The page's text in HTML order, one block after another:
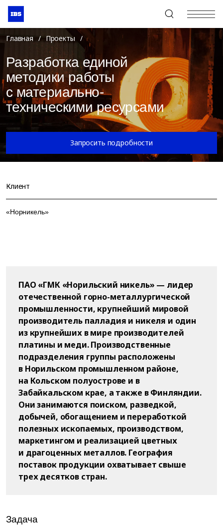
+7 (495) 967-80-80
Главная / Проекты /
Разработка единой
методики работы
с материально-
техническими ресурсами
Запросить подробности
Клиент
«Норникель»
ПАО «ГМК «Норильский никель» — лидер
отечественной горно-металлургической
промышленности, крупнейший мировой
производитель палладия и никеля и один
из крупнейших в мире производителей
платины и меди. Производственные
подразделения группы расположены
в Норильском промышленном районе,
на Кольском полуострове и в
Забайкальском крае, а также в Финляндии.
Они занимаются поиском, разведкой,
добычей, обогащением и переработкой
полезных ископаемых, производством,
маркетингом и реализацией цветных
и драгоценных металлов. География
поставок продукции охватывает свыше
трех десятков стран.
Задача